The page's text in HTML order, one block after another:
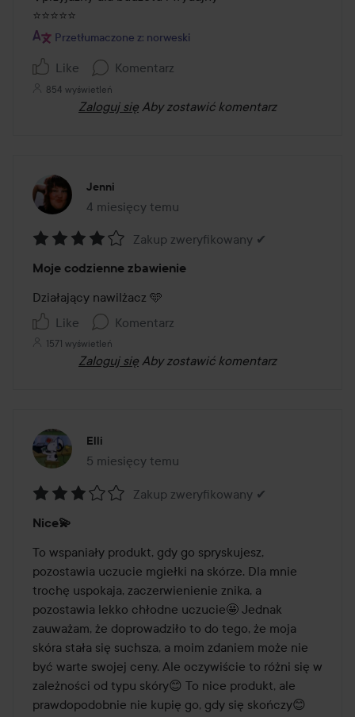
⭐️⭐️⭐️⭐️⭐️
Przetłumaczone z: norweski
Like Komentarz
854 wyświetleń
Zaloguj się Aby zostawić komentarz
Jenni
4 miesięcy temu
Post został utworzony 4 miesięcy temu
4
z
5
Zakup zweryfikowany ✔
Moje codzienne zbawienie
Działający nawilżacz 🩵
Like
Komentarz
1571 wyświetleń
Zaloguj się Aby zostawić komentarz
Elli
5 miesięcy temu
Post został utworzony 5 miesięcy temu
3
z
5
Zakup zweryfikowany ✔
Nice💫
To wspaniały produkt, gdy go spryskujesz,
pozostawia uczucie mgiełki na skórze. Dla mnie
trochę uspokaja, zaczerwienienie znika, a
pozostawia lekko chłodne uczucie🤩 Jednak
zauważam, że doprowadziło to do tego, że moja
skóra stała się suchsza, a moim zdaniem może nie
być warte swojej ceny. Ale oczywiście to różni się w
zależności od typu skóry😊 To nice produkt, ale